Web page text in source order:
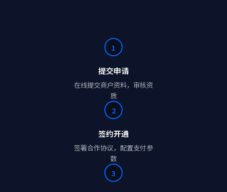
1
提交申请
在线提交商户资料，审核资
质
2
签约开通
签署合作协议，配置支付参
数
3